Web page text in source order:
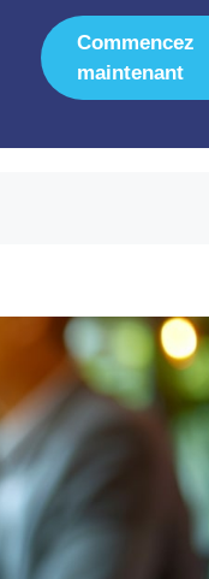
Commencez
maintenant